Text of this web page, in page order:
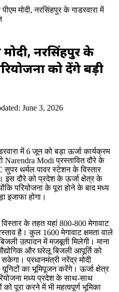
मोदी, नरसिंहपुर के गाडरवारा में
मोदी, नरसिंहपुर के
को देंगे बड़ी
June 3, 2026
में 6 जून को बड़ा ऊर्जा कार्यक्रम
Narendra Modi प्रस्तावित दौरे के
सुपर थर्मल पावर स्टेशन के विस्तार
दौरे को प्रदेश के ऊर्जा क्षेत्र के
परियोजना के पूरा होने के बाद मध्य
इजाफा होगा।
के तहत यहां 800-800 मेगावाट
है। कुल 1600 मेगावाट क्षमता वाले
उत्पादन में मजबूती मिलेगी। माना
और घरेलू बिजली आपूर्ति को
प्रधानमंत्री नरेंद्र मोदी
यूनिटों का भूमिपूजन करेंगे। ऊर्जा क्षेत्र
मध्य प्रदेश के साथ-साथ
पूरा करने में भी महत्वपूर्ण भूमिका